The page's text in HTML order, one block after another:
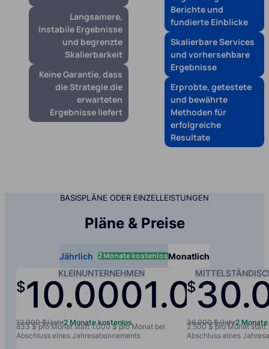
Langsamere,
instabile Ergebnisse
und begrenzte
Skalierbarkeit
Keine Garantie, dass
die Strategie die
erwarteten
Ergebnisse liefert
Berichte und
fundierte Einblicke
Skalierbare Services
und vorhersehbare
Ergebnisse
Erprobte, getestete
und bewährte
Methoden für
erfolgreiche
Resultate
BASISPLÄNE ODER EINZELLEISTUNGEN
Pläne & Preise
Jährlich 2 Monate kostenlosMonatlich
KLEINUNTERNEHMEN
$10.0001.000/
12.000 $/Jahr2 Monate kostenlos
833 $ pro Monat statt 1.000 $ pro Monat bei
Abschluss eines Jahresabonnements
$
36.000 $/Jahr2
2.500 $ pro Monat
Abschluss eines